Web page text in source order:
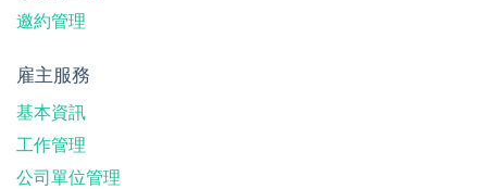
邀約管理
雇主服務
基本資訊
工作管理
公司單位管理